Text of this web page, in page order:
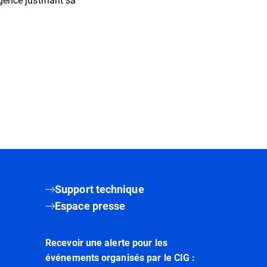
Support technique
Espace presse
Recevoir une alerte pour les
événements organisés par le CIG :